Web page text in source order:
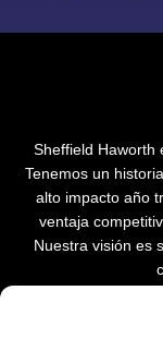
Sheffield Haworth
Tenemos un
alto impacto año
ventaja
Nuestra visión es